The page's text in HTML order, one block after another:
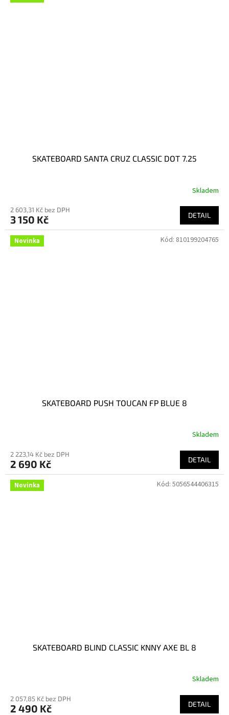
SKATEBOARD SANTA CRUZ CLASSIC DOT 7.25
Skladem
2 603,31 Kč bez DPH
3 150 Kč DETAIL
Novinka
SKATEBOARD PUSH TOUCAN FP BLUE 8
Skladem
2 223,14 Kč bez DPH
2 690 Kč DETAIL
Kód: 810199204765
Novinka
SKATEBOARD BLIND CLASSIC KNNY AXE BL 8
Skladem
2 057,85 Kč bez DPH
2 490 Kč DETAIL
Kód: 5056544406315